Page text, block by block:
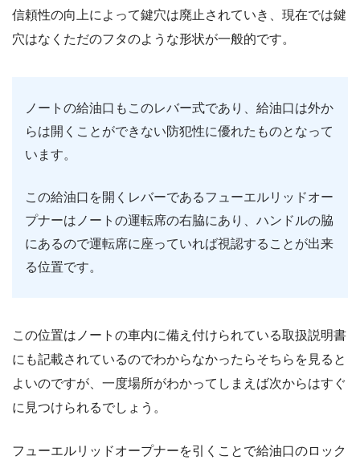
信頼性の向上によって鍵穴は廃止されていき、現在では鍵
穴はなくただのフタのような形状が一般的です。
ノートの給油口もこのレバー式であり、給油口は外か
らは開くことができない防犯性に優れたものとなって
います。
この給油口を開くレバーであるフューエルリッドオー
プナーはノートの運転席の右脇にあり、ハンドルの脇
にあるので運転席に座っていれば視認することが出来
る位置です。
この位置はノートの車内に備え付けられている取扱説明書
にも記載されているのでわからなかったらそちらを見ると
よいのですが、一度場所がわかってしまえば次からはすぐ
に見つけられるでしょう。
フューエルリッドオープナーを引くことで給油口のロック